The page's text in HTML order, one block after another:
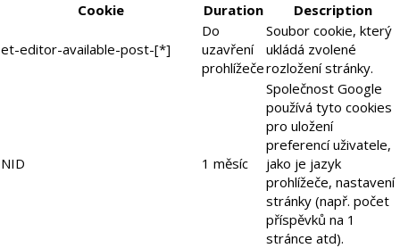
Cookie
Duration Description
et-editor-available-post-[*]
Do
uzavření
prohlížeče
Soubor cookie, který
ukládá zvolené
rozložení stránky.
NID 1 měsíc
Společnost Google
používá tyto cookies
pro uložení
preferencí uživatele,
jako je jazyk
prohlížeče, nastavení
stránky (např. počet
příspěvků na 1
stránce atd).